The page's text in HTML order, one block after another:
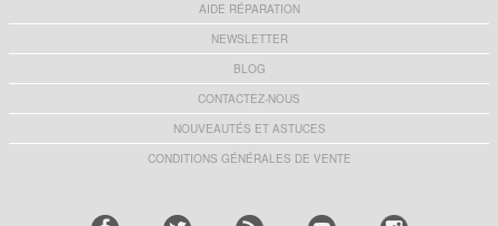
AIDE RÉPARATION
NEWSLETTER
BLOG
CONTACTEZ-NOUS
NOUVEAUTÉS ET ASTUCES
CONDITIONS GÉNÉRALES DE VENTE